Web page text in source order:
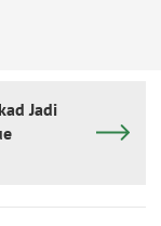
Jadi